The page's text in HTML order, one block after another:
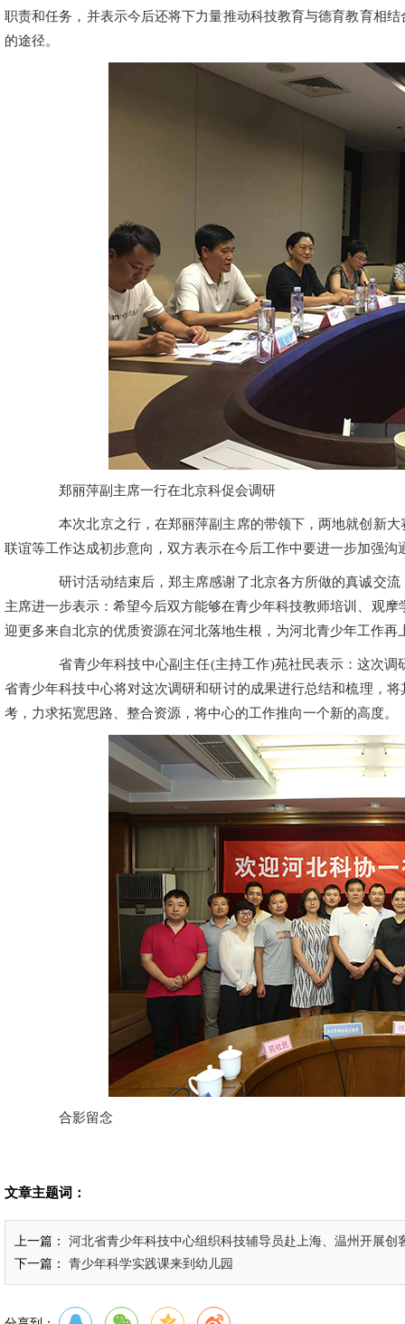
职责和任务，并表示今后还将下力量推动科技教育与德育教育相
的途径。
郑丽萍副主席一行在北京科促会调研
本次北京之行，在郑丽萍副主席的带领下，两地就创新大
联谊等工作达成初步意向，双方表示在今后工作中要进一步加强
研讨活动结束后，郑主席感谢了北京各方所做的真诚交流
主席进一步表示：希望今后双方能够在青少年科技教师培训、观
迎更多来自北京的优质资源在河北落地生根，为河北青少年工作再
省青少年科技中心副主任(主持工作)苑社民表示：这次调
省青少年科技中心将对这次调研和研讨的成果进行总结和梳理，
考，力求拓宽思路、整合资源，将中心的工作推向一个新的高度。
合影留念
文章主题词：
上一篇：
河北省青少年科技中心组织科技辅导员赴上海、温州开展创
下一篇：
青少年科学实践课来到幼儿园